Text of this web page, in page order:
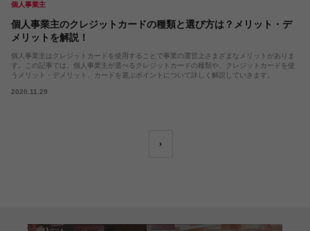
個人事業主
個人事業主のクレジットカードの種類と選び方は？メリット・デ
メリットを解説！
個人事業主はクレジットカードを使用することで事業の運営上さまざまなメリットがありま
す。この記事では、個人事業主が選べるクレジットカードの種類や、クレジットカードを使
うメリット・デメリット、カードを選ぶポイントについて詳しく解説していきます。
2020.11.29
›